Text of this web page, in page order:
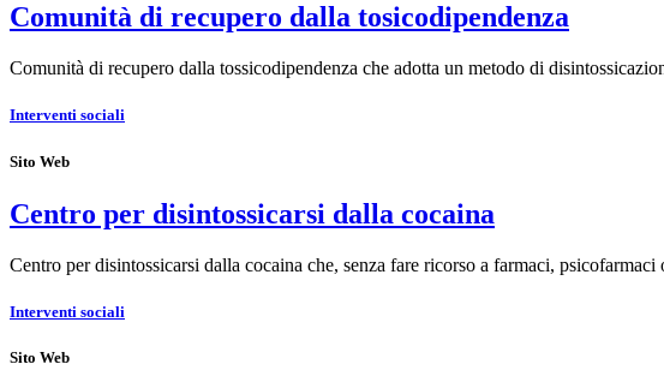
Comunità di recupero dalla tosicodipendenza
Comunità di recupero dalla tossicodipendenza che adotta un metodo di
Interventi sociali
Sito Web
Centro per disintossicarsi dalla cocaina
Centro per disintossicarsi dalla cocaina che, senza fare ricorso a farmaci,
Interventi sociali
Sito Web